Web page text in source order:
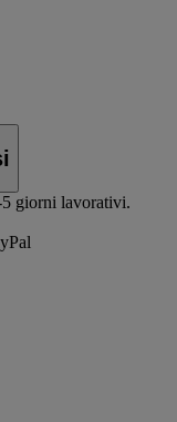
giorni lavorativi.